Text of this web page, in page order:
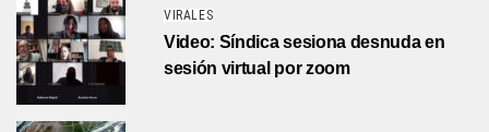
VIRALES
Video: Síndica sesiona desnuda en
sesión virtual por zoom